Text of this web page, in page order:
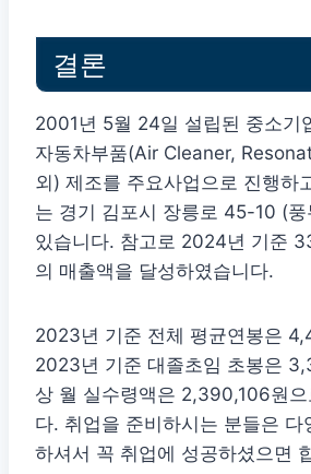
결론
2001년 5월 24일 설립된 중소기
자동차부품(Air Cleaner,
외) 제조를 주요사업으로 진행하
는 경기 김포시 장릉로 45-10 (풍
있습니다. 참고로 2024년 기준
의 매출액을 달성하였습니다.
2023년 기준 전체 평균연봉은
2023년 기준 대졸초임 초봉은
상 월 실수령액은 2,390,106원으
다. 취업을 준비하시는 분들은 다
하셔서 꼭 취업에 성공하셨으면